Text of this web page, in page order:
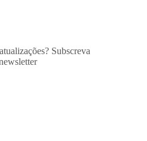
Subscreva